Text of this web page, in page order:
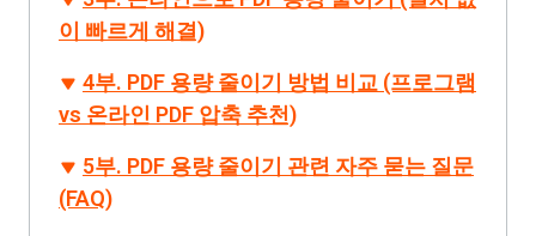
이 빠르게 해결)
4부. PDF 용량 줄이기 방법 비교 (프로그램
vs 온라인 PDF 압축 추천)
5부. PDF 용량 줄이기 관련 자주 묻는 질문
(FAQ)